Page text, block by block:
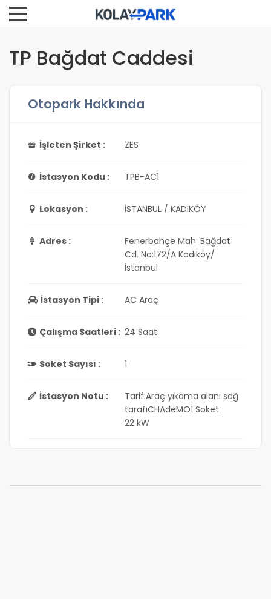
TP Bağdat Caddesi
Otopark Hakkında
İşleten Şirket : ZES
İstasyon Kodu : TPB-AC1
Lokasyon : İSTANBUL / KADIKÖY
Adres :
Fenerbahçe Mah. Bağdat
Cd. No:172/A Kadıköy/
İstanbul
İstasyon Tipi : AC Araç
Çalışma Saatleri : 24 Saat
Soket Sayısı : 1
İstasyon Notu :
Tarif:Araç yıkama alanı sağ
tarafıCHAdeMO1 Soket
22 kW